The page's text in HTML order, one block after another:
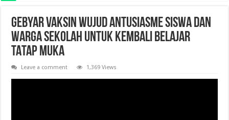
GEBYAR VAKSIN WUJUD ANTUSIASME SISWA DAN
WARGA SEKOLAH UNTUK KEMBALI BELAJAR
TATAP MUKA
Leave a comment 1,369 Views